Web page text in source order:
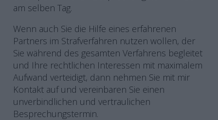
am selben Tag.
Wenn auch Sie die Hilfe eines erfahrenen
Partners im Strafverfahren nutzen wollen, der
Sie während des gesamten Verfahrens begleitet
und Ihre rechtlichen Interessen mit maximalem
Aufwand verteidigt, dann nehmen Sie mit mir
Kontakt auf und vereinbaren Sie einen
unverbindlichen und vertraulichen
Besprechungstermin.